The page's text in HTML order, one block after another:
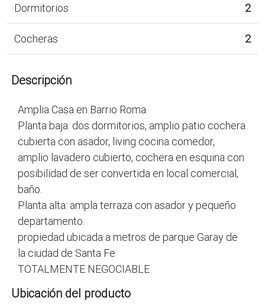
Dormitorios 2
Cocheras 2
Descripción
Amplia Casa en Barrio Roma
Planta baja: dos dormitorios, amplio patio cochera
cubierta con asador, living cocina comedor,
amplio lavadero cubierto, cochera en esquina con
posibilidad de ser convertida en local comercial,
baño.
Planta alta: ampla terraza con asador y pequeño
departamento.
propiedad ubicada a metros de parque Garay de
la ciudad de Santa Fe
TOTALMENTE NEGOCIABLE
Ubicación del producto